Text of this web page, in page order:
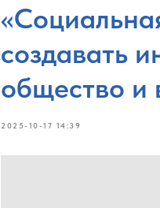
создавать
общество и
2025-10-17 14:39